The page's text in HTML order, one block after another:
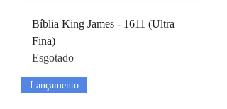
Bíblia King James - 1611 (Ultra
Fina)
Esgotado
Lançamento